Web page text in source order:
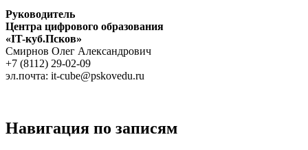
Руководитель
Центра цифрового образования
«IT-куб.Псков»
Cмирнов Oлег Aлександрович
+7 (8112) 29-02-09
эл.почта: it-cube@pskovedu.ru
Навигация по записям